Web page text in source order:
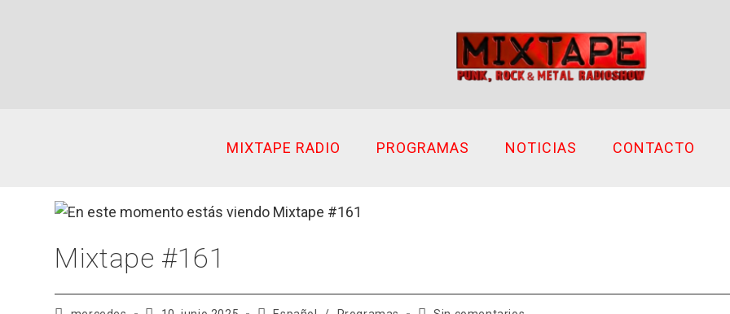
MIXTAPE RADIO PROGRAMAS NOTICIAS CONTACTO
Mixtape #161